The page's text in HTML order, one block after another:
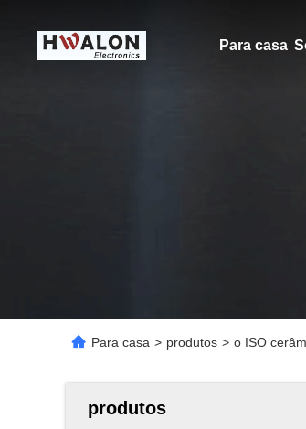
Para casa
Para casa > produtos > o ISO
produtos